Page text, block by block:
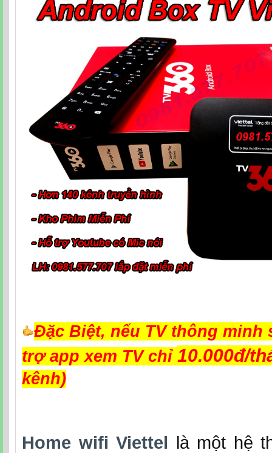
Đặc Biệt, nếu TV thông minh
trợ app xem TV chỉ 10.000đ/
kênh)
Home wifi Viettel là một hệ